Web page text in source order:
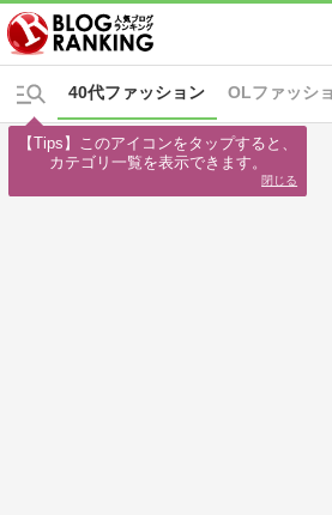
OLファッシ
40代ファッション
【Tips】このアイコンをタップすると、
カテゴリ一覧を表示できます。
閉じる